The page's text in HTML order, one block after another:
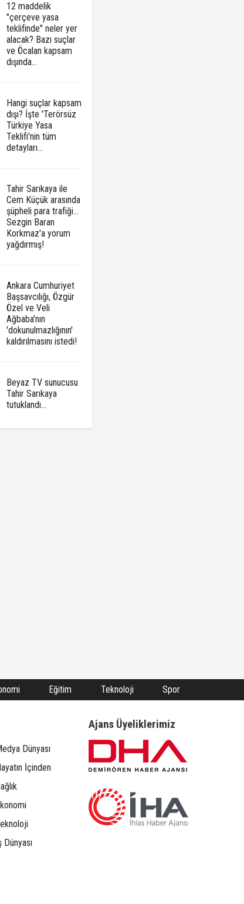
12 maddelik
"çerçeve yasa
teklifinde" neler yer
alacak? Bazı suçlar
ve Öcalan kapsam
dışında…
Hangi suçlar kapsam
dışı? İşte 'Terörsüz
Türkiye Yasa
Teklifi'nin tüm
detayları...
Tahir Sarıkaya ile
Cem Küçük arasında
şüpheli para trafiği...
Sezgin Baran
Korkmaz'a yorum
yağdırmış!
Ankara Cumhuriyet
Başsavcılığı, Özgür
Özel ve Veli
Ağbaba'nın
'dokunulmazlığının'
kaldırılmasını istedi!
Beyaz TV sunucusu
Tahir Sarıkaya
tutuklandı...
Eğitim Teknoloji Spor
Dünyası
İçinden
Dünyası
Ajans Üyeliklerimiz